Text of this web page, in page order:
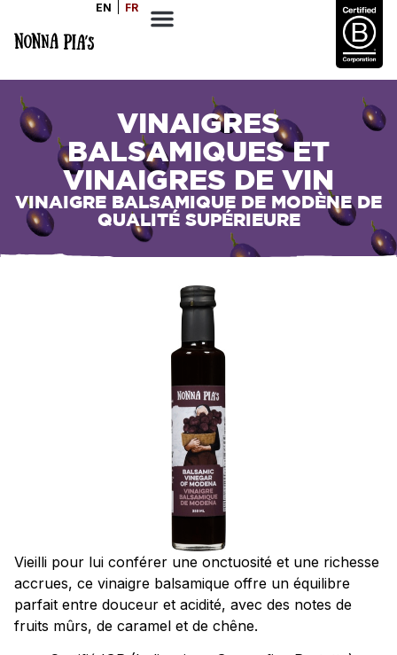
EN FR
VINAIGRES
BALSAMIQUES ET
VINAIGRES DE VIN
VINAIGRE BALSAMIQUE DE MODÈNE DE
QUALITÉ SUPÉRIEURE
Vieilli pour lui conférer une onctuosité et une richesse
accrues, ce vinaigre balsamique offre un équilibre
parfait entre douceur et acidité, avec des notes de
fruits mûrs, de caramel et de chêne.